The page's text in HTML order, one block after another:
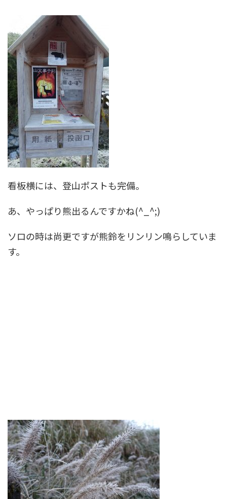
看板横には、登山ポストも完備。
あ、やっぱり熊出るんですかね(^_^;)
ソロの時は尚更ですが熊鈴をリンリン鳴らしていま
す。